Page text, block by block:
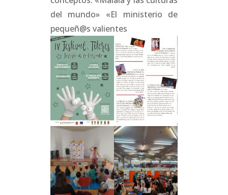
del mundo» «El ministerio de
pequeñ@s valientes